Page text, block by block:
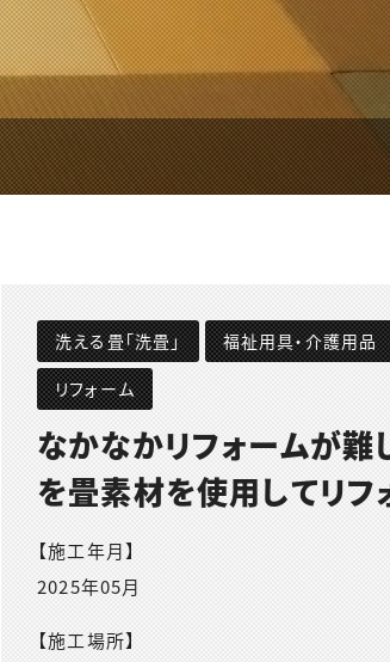
洗える畳「洗畳」
福祉用具・介護用品
リフォーム
なかなかリフォームが難
を畳素材を使用してリフ
【施工年月】
2025年05月
【施工場所】